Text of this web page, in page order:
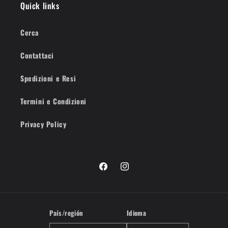
Quick links
Cerca
Contattaci
Spedizioni e Resi
Termini e Condizioni
Privacy Policy
FacebookInstagram
País/región Idioma